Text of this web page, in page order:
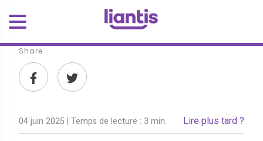
Share
04 juin 2025 | Temps de lecture : 3 min. Lire plus tard ?